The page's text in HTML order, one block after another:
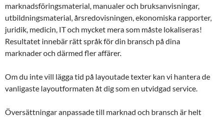
marknadsföringsmaterial, manualer och bruksanvisningar,
utbildningsmaterial, årsredovisningen, ekonomiska rapporter,
juridik, medicin, IT och mycket mera som måste lokaliseras!
Resultatet innebär rätt språk för din bransch på dina
marknader och därmed fler affärer.
Om du inte vill lägga tid på layoutade texter kan vi hantera de
vanligaste layoutformaten åt dig som en utvidgad service.
Översättningar anpassade till marknad och bransch är helt